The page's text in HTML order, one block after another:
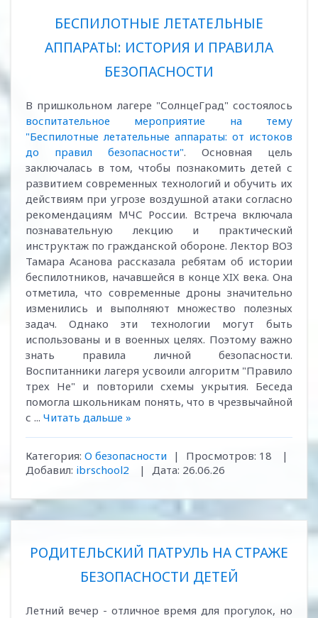
БЕСПИЛОТНЫЕ ЛЕТАТЕЛЬНЫЕ
АППАРАТЫ: ИСТОРИЯ И ПРАВИЛА
БЕЗОПАСНОСТИ
В пришкольном лагере "СолнцеГрад" состоялось
воспитательное мероприятие на тему
"Беспилотные летательные аппараты: от истоков
до правил безопасности". Основная цель
заключалась в том, чтобы познакомить детей с
развитием современных технологий и обучить их
действиям при угрозе воздушной атаки согласно
рекомендациям МЧС России. Встреча включала
познавательную лекцию и практический
инструктаж по гражданской обороне. Лектор ВОЗ
Тамара Асанова рассказала ребятам об истории
беспилотников, начавшейся в конце XIX века. Она
отметила, что современные дроны значительно
изменились и выполняют множество полезных
задач. Однако эти технологии могут быть
использованы и в военных целях. Поэтому важно
знать правила личной безопасности.
Воспитанники лагеря усвоили алгоритм "Правило
трех Не" и повторили схемы укрытия. Беседа
помогла школьникам понять, что в чрезвычайной
с ... Читать дальше »
Категория: О безопасности | Просмотров: 18
|
Добавил: ibrschool2 | Дата: 26.06.26
РОДИТЕЛЬСКИЙ ПАТРУЛЬ НА СТРАЖЕ
БЕЗОПАСНОСТИ ДЕТЕЙ
Летний вечер - отличное время для прогулок, но